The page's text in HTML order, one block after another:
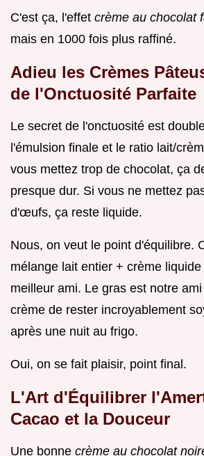
C'est ça, l'effet crème au chocolat
mais en 1000 fois plus raffiné.
Adieu les Crèmes
de l'Onctuosité Parfaite
Le secret de l'onctuosité est
l'émulsion finale et le ratio lait/
vous mettez trop de chocolat, ça
presque dur. Si vous ne mettez
d'œufs, ça reste liquide.
Nous, on veut le point d'équilibre.
mélange lait entier + crème
meilleur ami. Le gras est notre
crème de rester incroyablement
après une nuit au frigo.
Oui, on se fait plaisir, point final.
L'Art d'Équilibrer
Cacao et la Douceur
Une bonne crème au chocolat